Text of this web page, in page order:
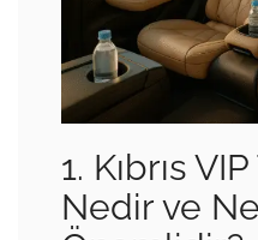
1. Kıbrıs
Nedir ve